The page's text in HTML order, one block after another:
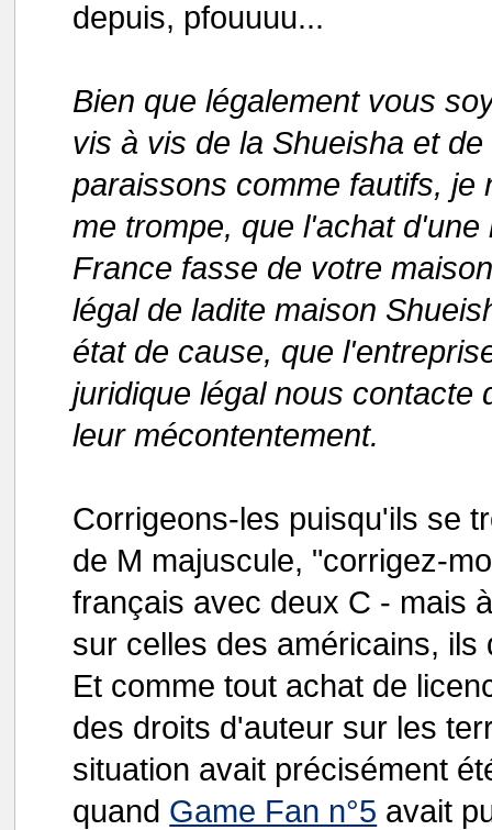
depuis, pfouuuu...
Bien que légalement vous
vis à vis de la Shueisha et
paraissons comme fautifs, je
me trompe, que l'achat
France fasse de votre
légal de ladite maison
état de cause, que
juridique légal nous contacte
leur mécontentement.
Corrigeons-les puisqu'ils se
de M majuscule, "corrigez-
français avec deux C - mais
sur celles des américains,
Et comme tout achat de
des droits d'auteur sur les
situation avait précisément
quand Game Fan n°5 avait